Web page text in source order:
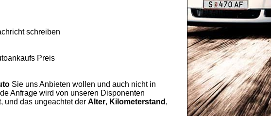
schreiben
Preis
Sie uns Anbieten wollen und auch nicht in
Anfrage wird von unseren Disponenten
und das ungeachtet der Alter, Kilometerstand ,